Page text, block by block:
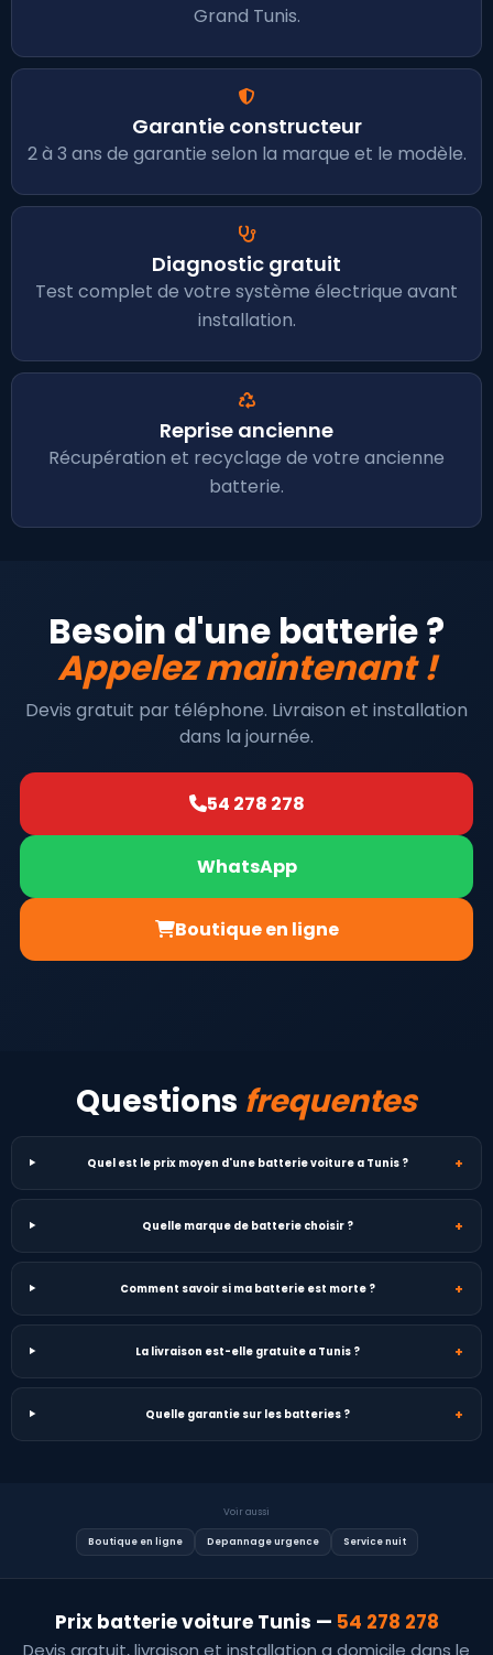
Grand Tunis.
Garantie constructeur
2 à 3 ans de garantie selon la marque et le modèle.
Diagnostic gratuit
Test complet de votre système électrique avant
installation.
Reprise ancienne
Récupération et recyclage de votre ancienne
batterie.
Besoin d'une batterie ?
Appelez maintenant !
Devis gratuit par téléphone. Livraison et installation
dans la journée.
54 278 278
WhatsApp
Boutique en ligne
Questions frequentes
Quel est le prix moyen d'une batterie voiture a Tunis ? +
Quelle marque de batterie choisir ? +
Comment savoir si ma batterie est morte ? +
La livraison est-elle gratuite a Tunis ? +
Quelle garantie sur les batteries ? +
Voir aussi
Boutique en ligne Depannage urgence Service nuit
Prix batterie voiture Tunis — 54 278 278
Devis gratuit, livraison et installation a domicile dans le